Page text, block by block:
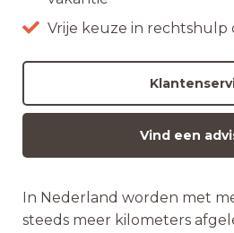
Vrije keuze in rechtshulp
Vind een
In Nederland worden met
steeds meer kilometers